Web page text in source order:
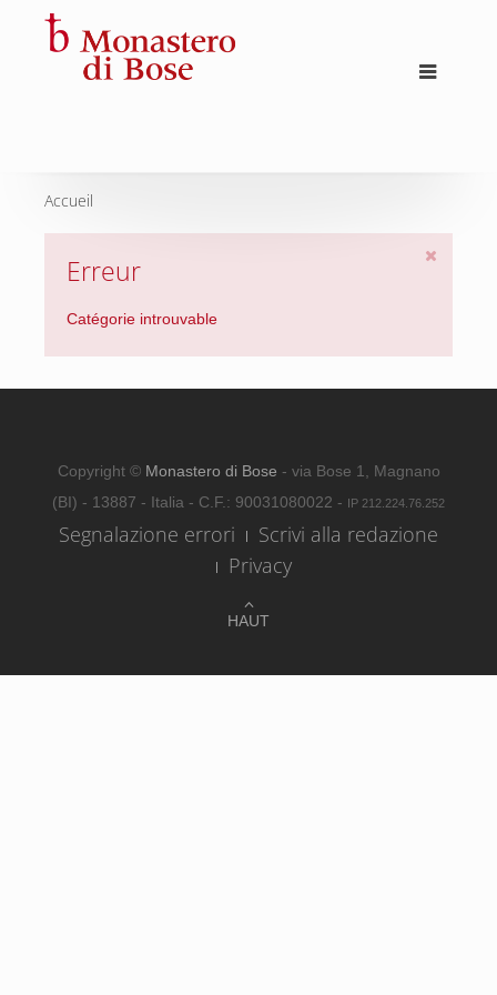
Accueil
Erreur
Catégorie introuvable
HAUT
Copyright © Monastero di Bose - via Bose 1, Magnano
(BI) - 13887 - Italia - C.F.: 90031080022 - IP 212.224.76.252
Segnalazione errori
Scrivi alla redazione
Privacy